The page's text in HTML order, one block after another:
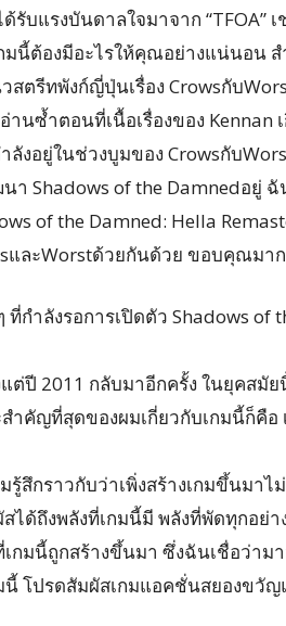
บแรงบันดาลใจมาจาก “TFOA”
มนี้ต้องมีอะไรให้คุณอย่างแน่นอน
สตรีทพังก์ญี่ปุ่นเรื่อง Crowsกับ
นซ้ำตอนที่เนื้อเรื่องของ Kennan
งอยู่ในช่วงบูมของ Crowsกับ
า Shadows of the Damnedอยู่
of the Damned: Hella
และWorstด้วยกันด้วย ขอบคุณมาก
กำลังรอการเปิดตัว Shadows of
ต่ปี 2011 กลับมาอีกครั้ง ในยุคสมั
ำคัญที่สุดของผมเกี่ยวกับเกมนี้ก็คือ
สึกราวกับว่าเพิ่งสร้างเกมขึ้นมาไ
ได้ถึงพลังที่เกมนี้มี พลังที่พัดทุกอย่
กมนี้ถูกสร้างขึ้นมา ซึ่งฉันเชื่อว่าม
นี้ โปรดสัมผัสเกมแอคชั่นสยองขวั